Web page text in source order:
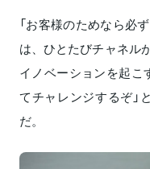
「お客様のためなら必
は、ひとたびチャネル
イノベーションを起こ
てチャレンジするぞ」
だ。